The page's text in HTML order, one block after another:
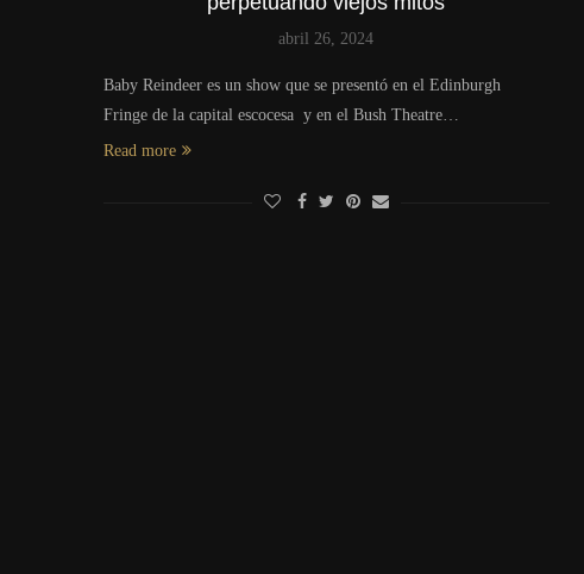
abril 26, 2024
Baby Reindeer es un show que se presentó en el Edinburgh
Fringe de la capital escocesa y en el Bush Theatre…
Read more